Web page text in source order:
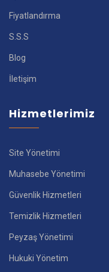
Fiyatlandırma
S.S.S
Blog
İletişim
Hizmetlerimiz
Site Yönetimi
Muhasebe Yönetimi
Güvenlik Hizmetleri
Temizlik Hizmetleri
Peyzaş Yönetimi
Hukuki Yönetim